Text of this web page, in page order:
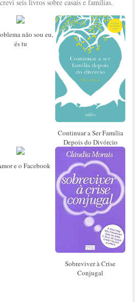
seis livros sobre casais e famílias.
não sou eu,
és tu
Continuar a Ser Família
Depois do Divórcio
e o Facebook
Sobreviver à Crise
Conjugal